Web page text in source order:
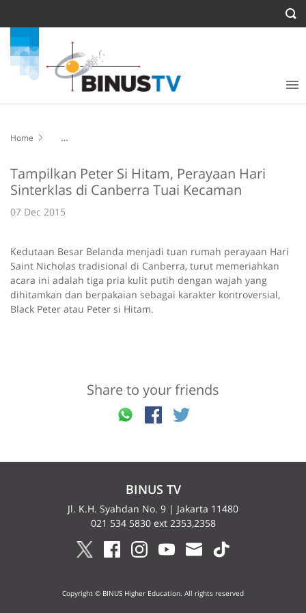
Home
Tampilkan Peter Si Hitam, Perayaan Hari
Sinterklas di Canberra Tuai Kecaman
07 Dec 2015
Kedutaan Besar Belanda menjadi tuan rumah perayaan Hari
Saint Nicholas tradisional di Canberra, turut memeriahkan
acara ini adalah tiga pria kulit putih dengan wajah yang
dihitamkan dan berpakaian sebagai karakter kontroversial,
Black Peter atau Peter si Hitam.
Share to your friends
BINUS TV
Jl. K.H. Syahdan No. 9 | Jakarta 11480
021 534 5830 ext 2353,2358
Copyright © BINUS Higher Education. All rights reserved